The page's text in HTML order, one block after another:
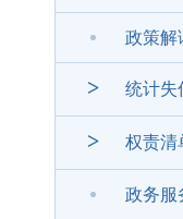
政策解
> 统计失
> 权责清
政务服